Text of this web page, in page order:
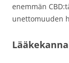
enemmän
unettomuuden